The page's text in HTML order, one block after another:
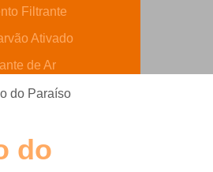
Filtrante
Ativado
de Ar
de óleo
Hidráulicos
do Paraíso
do